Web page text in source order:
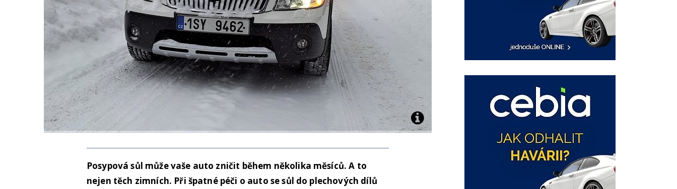
Posypová sůl může vaše auto zničit během několika měsíců. A to
nejen těch zimních. Při špatné péči o auto se sůl do plechových dílů